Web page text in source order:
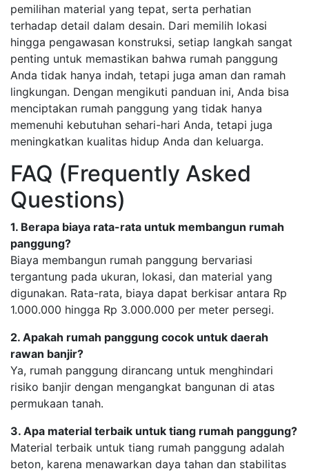
pemilihan material yang tepat, serta perhatian
terhadap detail dalam desain. Dari memilih lokasi
hingga pengawasan konstruksi, setiap langkah sangat
penting untuk memastikan bahwa rumah panggung
Anda tidak hanya indah, tetapi juga aman dan ramah
lingkungan. Dengan mengikuti panduan ini, Anda bisa
menciptakan rumah panggung yang tidak hanya
memenuhi kebutuhan sehari-hari Anda, tetapi juga
meningkatkan kualitas hidup Anda dan keluarga.
FAQ (Frequently Asked
Questions)
1. Berapa biaya rata-rata untuk membangun rumah
panggung?
Biaya membangun rumah panggung bervariasi
tergantung pada ukuran, lokasi, dan material yang
digunakan. Rata-rata, biaya dapat berkisar antara Rp
1.000.000 hingga Rp 3.000.000 per meter persegi.
2. Apakah rumah panggung cocok untuk daerah
rawan banjir?
Ya, rumah panggung dirancang untuk menghindari
risiko banjir dengan mengangkat bangunan di atas
permukaan tanah.
3. Apa material terbaik untuk tiang rumah panggung?
Material terbaik untuk tiang rumah panggung adalah
beton, karena menawarkan daya tahan dan stabilitas